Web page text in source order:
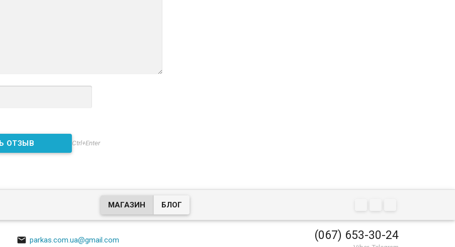
Ctrl+Enter
МАГАЗИН БЛОГ
 parkas.com.ua@gmail.com (067) 653-30-24